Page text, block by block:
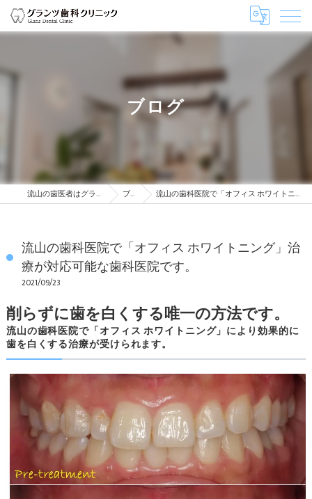
ブログ
流山の歯医者はグランツ歯科クリニック ブログ 流山の歯科医院で「オフィス ホワイトニング」治療が対応可能な歯科医院です。
流山の歯科医院で「オフィス ホワイトニング」治
療が対応可能な歯科医院です。
2021/09/23
流山の歯科医院で「オフィス ホワイトニング」により効果的に
歯を白くする治療が受けられます。
削らずに歯を白くする唯一の方法です。